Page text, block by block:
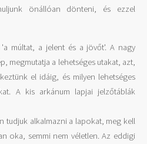
önállóan dönteni, és ezzel
múltat, a jelent és a jövőt'. A nagy
megmutatja a lehetséges utakat, azt,
el idáig, és milyen lehetséges
A kis arkánum lapjai jelzőtáblák
tudjuk alkalmazni a lapokat, meg kell
oka, semmi nem véletlen. Az eddigi